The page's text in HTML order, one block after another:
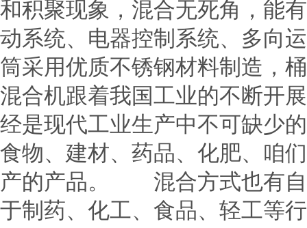
和积聚现象，混合无死角，能
动系统、电器控制系统、多向
筒采用优质不锈钢材料制造，
混合机跟着我国工业的不断开
经是现代工业生产中不可缺少
食物、建材、药品、化肥、咱
产的产品。 混合方式也有自
于制药、化工、食品、轻工等